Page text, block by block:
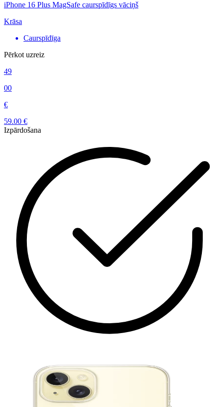
iPhone 16 Plus MagSafe caurspīdīgs vāciņš
Krāsa
Caurspīdīga
Pērkot uzreiz
49
00
€
59.00 €
Izpārdošana